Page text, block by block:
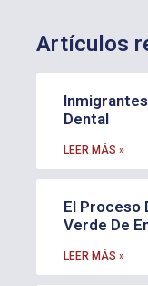
Artículos
Dental
LEER MÁS »
El Proceso
Verde De
LEER MÁS »